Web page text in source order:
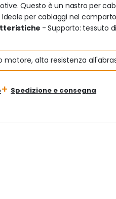
Questo è un nastro per
Ideale per cablaggi nel
- Supporto: tessuto
alta resistenza
Spedizione e consegna